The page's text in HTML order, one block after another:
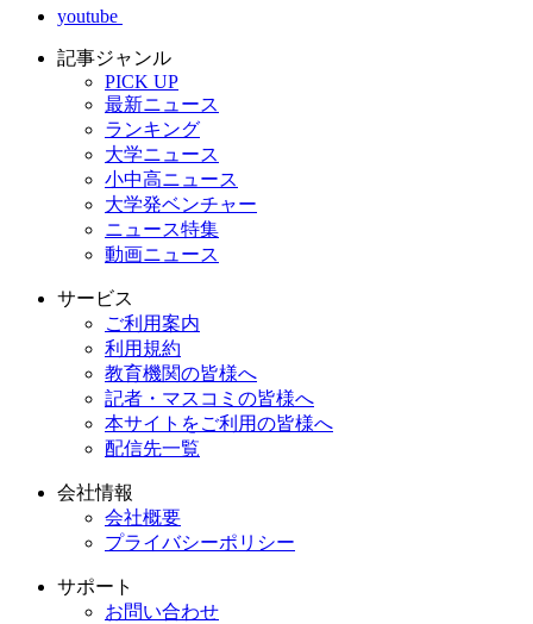
youtube
記事ジャンル
PICK UP
最新ニュース
ランキング
大学ニュース
小中高ニュース
大学発ベンチャー
ニュース特集
動画ニュース
サービス
ご利用案内
利用規約
教育機関の皆様へ
記者・マスコミの皆様へ
本サイトをご利用の皆様へ
配信先一覧
会社情報
会社概要
プライバシーポリシー
サポート
お問い合わせ